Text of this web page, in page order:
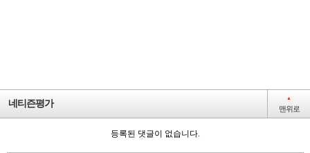
네티즌평가 ▲
맨위로
등록된 댓글이 없습니다.